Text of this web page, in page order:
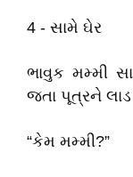
4 - સામે ઘેર
ભાવુક મમ્મી
જતા પૂત્રને લાડ
“કેમ મમ્મી?”